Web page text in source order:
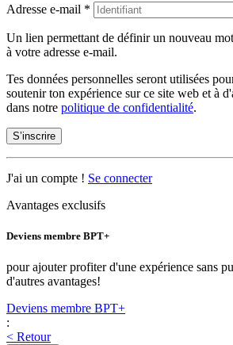
Adresse e-mail *
Un lien permettant de définir un nouveau
à votre adresse e-mail.
Tes données personnelles seront utilisées
soutenir ton expérience sur ce site web et à
dans notre politique de confidentialité.
S’inscrire
J'ai un compte ! Se connecter
Avantages exclusifs
Deviens membre BPT+
pour ajouter profiter d'une expérience sans
d'autres avantages!
Deviens membre BPT+
:
< Retour